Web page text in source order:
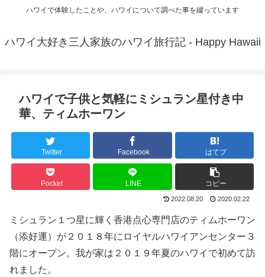
ハワイで体験したことや、ハワイについて調べた事を綴っています
ハワイ大好き三人家族のハワイ旅行記 - Happy Hawaii
ハワイで子供と気軽にミシュラン星付き中
華、ティムホーワン
Twitter Facebook はてブ
Pocket LINE コピー
2022.08.20 2020.02.22
ミシュラン１つ星に輝く香港点心専門店のティムホーワン
（添好運）が２０１８年にロイヤルハワイアンセンター３
階にオープン。我が家は２０１９年夏のハワイで初めて訪
れました。